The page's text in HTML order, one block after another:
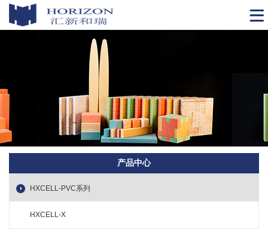
产品中心
HXCELL-PVC系列
HXCELL-X